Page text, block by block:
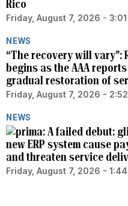
Rico
Friday, August 7, 2026 - 3:01
NEWS
“The recovery will vary”:
begins as the AAA
gradual restoration of
Friday, August 7, 2026 -
NEWS
A failed debut:
new ERP system cause
and threaten service
Friday, August 7, 2026 - 1:44